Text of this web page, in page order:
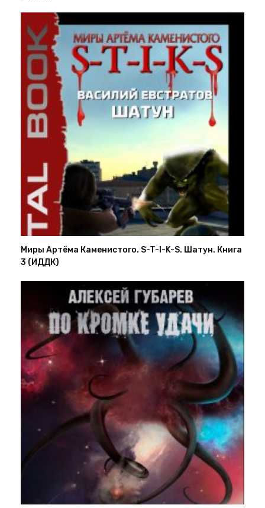
Миры Артёма Каменистого. S-T-I-K-S. Шатун. Книга
3 (ИДДК)